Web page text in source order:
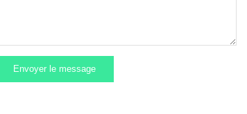
Envoyer le message